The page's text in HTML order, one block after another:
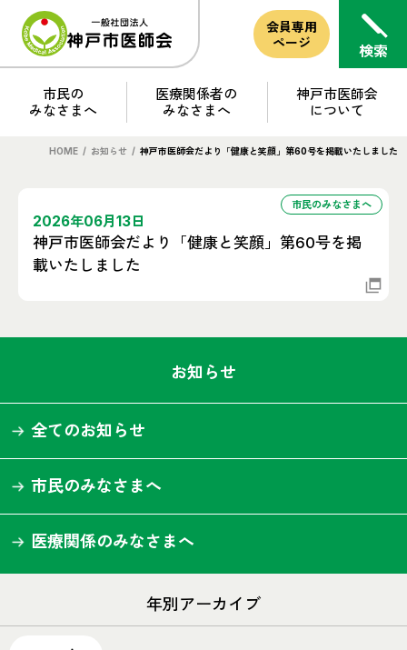
会員専用
ページ
市民の
みなさまへ
医療関係者の
みなさまへ
神戸市医師会
について
HOME / お知らせ / 神戸市医師会だより「健康と笑顔」第60号を掲載いたしました
2026年06月13日
市民のみなさまへ
神戸市医師会だより「健康と笑顔」第60号を掲
載いたしました
お知らせ
全てのお知らせ
市民のみなさまへ
医療関係のみなさまへ
年別アーカイブ